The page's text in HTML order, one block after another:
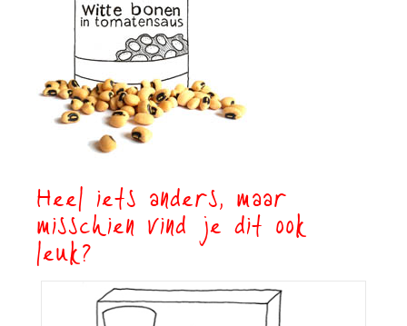
Heel iets anders, maar
misschien vind je dit ook
leuk?